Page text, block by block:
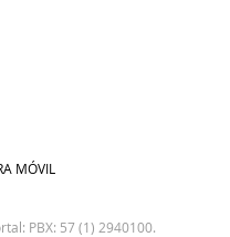
MÓVIL
PBX: 57 (1) 2940100.